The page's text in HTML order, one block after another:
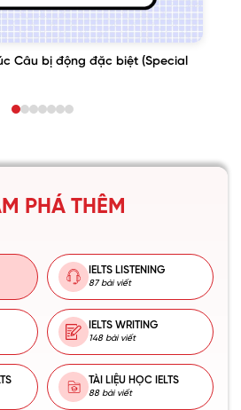
Câu bị động đặc biệt (Special
PHÁ THÊM
IELTS LISTENING
87 bài viết
IELTS WRITING
148 bài viết
TÀI LIỆU HỌC IELTS
88 bài viết